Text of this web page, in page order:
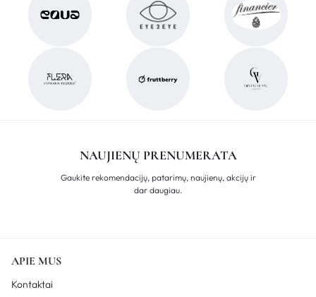
NAUJIENŲ PRENUMERATA
Gaukite rekomendacijų, patarimų, naujienų, akcijų ir
dar daugiau.
APIE MUS
Kontaktai